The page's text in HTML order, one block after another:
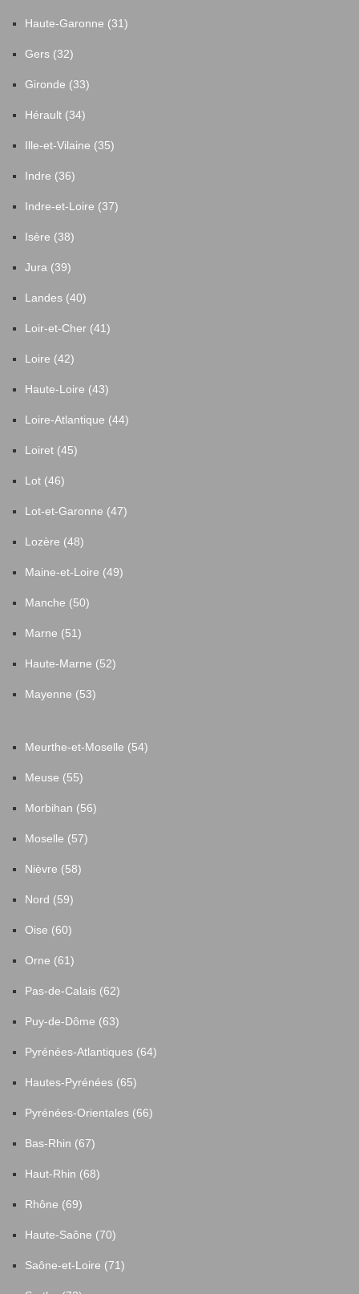
Haute-Garonne (31)
Gers (32)
Gironde (33)
Hérault (34)
Ille-et-Vilaine (35)
Indre (36)
Indre-et-Loire (37)
Isère (38)
Jura (39)
Landes (40)
Loir-et-Cher (41)
Loire (42)
Haute-Loire (43)
Loire-Atlantique (44)
Loiret (45)
Lot (46)
Lot-et-Garonne (47)
Lozère (48)
Maine-et-Loire (49)
Manche (50)
Marne (51)
Haute-Marne (52)
Mayenne (53)
Meurthe-et-Moselle (54)
Meuse (55)
Morbihan (56)
Moselle (57)
Nièvre (58)
Nord (59)
Oise (60)
Orne (61)
Pas-de-Calais (62)
Puy-de-Dôme (63)
Pyrénées-Atlantiques (64)
Hautes-Pyrénées (65)
Pyrénées-Orientales (66)
Bas-Rhin (67)
Haut-Rhin (68)
Rhône (69)
Haute-Saône (70)
Saône-et-Loire (71)